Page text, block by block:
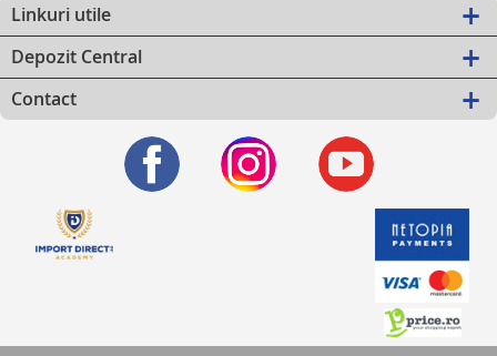
Linkuri utile
Depozit Central
Contact